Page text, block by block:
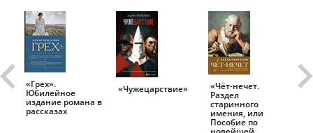
«Грех».
Юбилейное
издание романа в
рассказах
«Чужецарствие» «Чёт-нечет.
Раздел
старинного
имения, или
Пособие по